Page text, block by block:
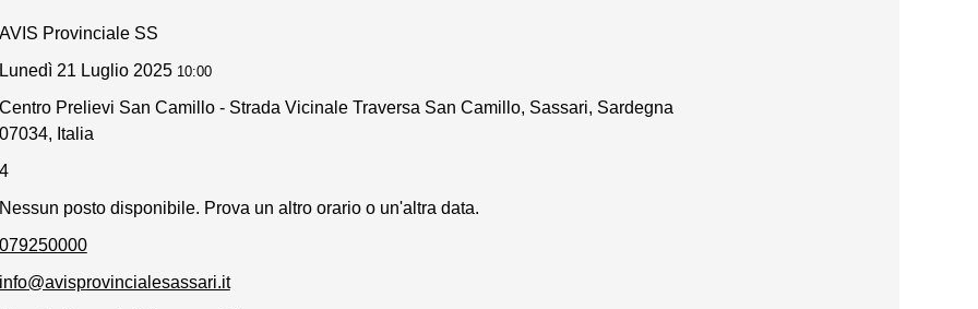
Provinciale SS
21 Luglio 2025 10:00
Prelievi San Camillo - Strada Vicinale Traversa San Camillo, Sassari, Sardegna
Italia
posto disponibile. Prova un altro orario o un'altra data.